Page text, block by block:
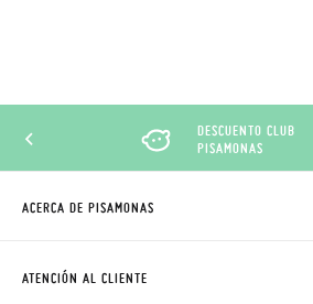
DESCUENTO CLUB
PISAMONAS
ACERCA DE PISAMONAS
CÓMO COMPRAR
ATENCIÓN AL CLIENTE